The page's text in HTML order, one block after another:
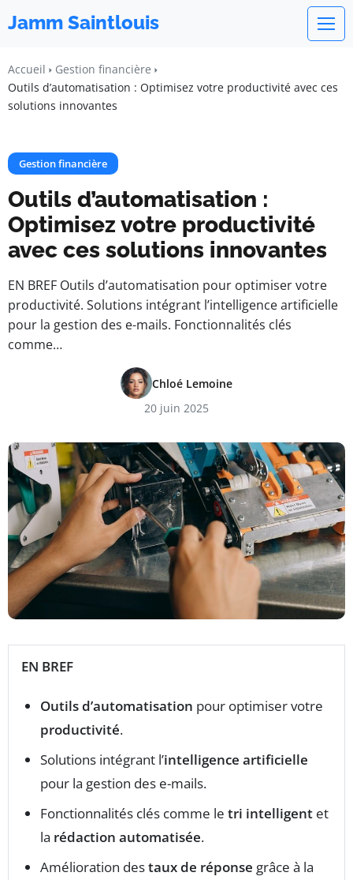
Jamm Saintlouis
Accueil
Gestion financière
Outils d’automatisation : Optimisez votre productivité avec ces
solutions innovantes
Gestion financière
Outils d’automatisation :
Optimisez votre productivité
avec ces solutions innovantes
EN BREF Outils d’automatisation pour optimiser votre
productivité. Solutions intégrant l’intelligence artificielle
pour la gestion des e-mails. Fonctionnalités clés
comme…
Chloé Lemoine
20 juin 2025
EN BREF
Outils d’automatisation pour optimiser votre
productivité.
Solutions intégrant l’intelligence artificielle
pour la gestion des e-mails.
Fonctionnalités clés comme le tri intelligent et
la rédaction automatisée.
Amélioration destaux de réponse grâce à la